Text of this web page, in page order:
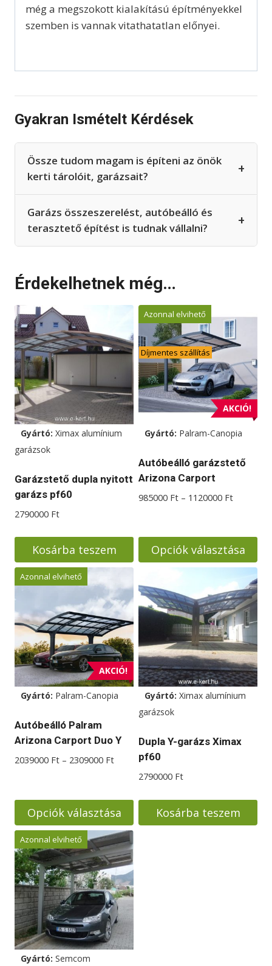
még a megszokott kialakítású építményekkel
szemben is vannak vitathatatlan előnyei.
Gyakran Ismételt Kérdések
Össze tudom magam is építeni az önök
kerti tárolóit, garázsait?
+
Garázs összeszerelést, autóbeálló és
terasztető építést is tudnak vállalni?
+
Érdekelhetnek még…
Gyártó: Ximax alumínium
garázsok
Garázstető dupla nyitott
garázs pf60
2790000 Ft
Kosárba teszem
AKCIÓ!
Azonnal elvihető
Díjmentes szállítás
Gyártó: Palram-Canopia
Autóbeálló garázstető
Arizona Carport
985000 Ft – 1120000 Ft
1120000
Opciók választása
a
terméknek
több
variációja
van.
A
változatok
termékoldalon
választhatók
ki
AKCIÓ!
Azonnal elvihető
Gyártó: Palram-Canopia
Autóbeálló Palram
Arizona Carport Duo Y
2039000 Ft – 2309000 FtÁrtartomány:
2039000 Ft
2309000 Ft
Opciók választása
Ennek
a
terméknek
több
variációja
van.
A
változatok
Gyártó: Ximax alumínium
garázsok
Dupla Y-garázs Ximax
pf60
2790000 Ft
Kosárba teszem
Azonnal elvihető
Gyártó: Semcom